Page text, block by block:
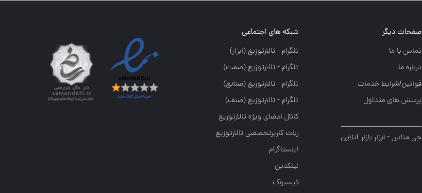
صفحات دیگر
تماس با ما
درباره ما
قوانین/شرایط خدمات
پرسش های متداول
جی متاس - ابزار بازار آنلاین
شبکه های اجتماعی
تلگرام - تالارتوزيع (ابزار)
تلگرام - تالارتوزيع (صمت)
تلگرام - تالارتوزيع (صنايع)
تلگرام - تالارتوزیع (صنف)
کانال اعضای ویژه تالارتوزیع
ربات کاربرتخصصی تالارتوزیع
اینستاگرام
لینکدین
فیسبوک